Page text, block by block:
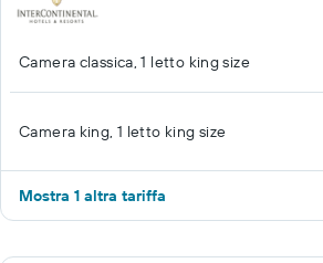
Camera classica, 1 letto king size
Camera king, 1 letto king size
Mostra 1 altra tariffa